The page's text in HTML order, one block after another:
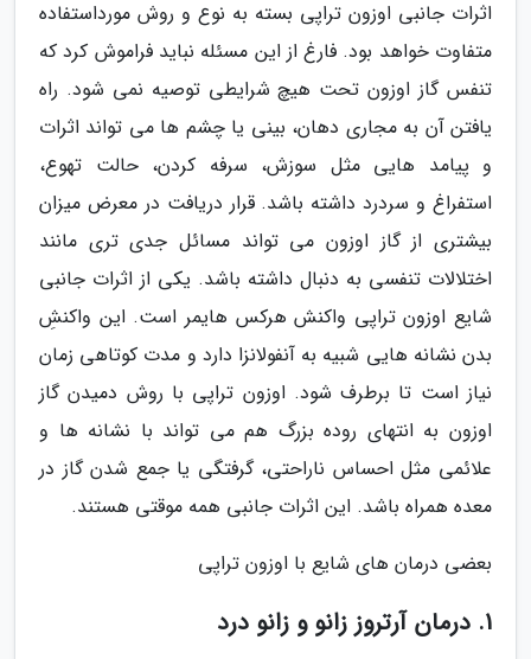
اثرات جانبی اوزون تراپی بسته به نوع و روش مورداستفاده
متفاوت خواهد بود. فارغ از این مسئله نباید فراموش کرد که
تنفس گاز اوزون تحت هیچ شرایطی توصیه نمی شود. راه
یافتن آن به مجاری دهان، بینی یا چشم ها می تواند اثرات
و پیامد هایی مثل سوزش، سرفه کردن، حالت تهوع،
استفراغ و سردرد داشته باشد. قرار دریافت در معرض میزان
بیشتری از گاز اوزون می تواند مسائل جدی تری مانند
اختلالات تنفسی به دنبال داشته باشد. یکی از اثرات جانبی
شایع اوزون تراپی واکنش هرکس هایمر است. این واکنشِ
بدن نشانه هایی شبیه به آنفولانزا دارد و مدت کوتاهی زمان
نیاز است تا برطرف شود. اوزون تراپی با روش دمیدن گاز
اوزون به انتهای روده بزرگ هم می تواند با نشانه ها و
علائمی مثل احساس ناراحتی، گرفتگی یا جمع شدن گاز در
معده همراه باشد. این اثرات جانبی همه موقتی هستند.
بعضی درمان های شایع با اوزون تراپی
1. درمان آرتروز زانو و زانو درد